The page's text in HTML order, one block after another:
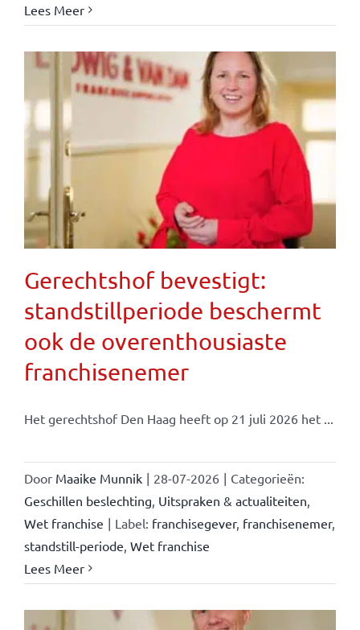
Lees Meer
Gerechtshof bevestigt:
standstillperiode beschermt
ook de overenthousiaste
franchisenemer
Het gerechtshof Den Haag heeft op 21 juli 2026 het ...
Door Maaike Munnik | 28-07-2026 | Categorieën:
Geschillen beslechting Uitspraken & actualiteiten
Wet franchise | Label: franchisegever, franchisenemer,
standstill-periode Wet franchise
Lees Meer